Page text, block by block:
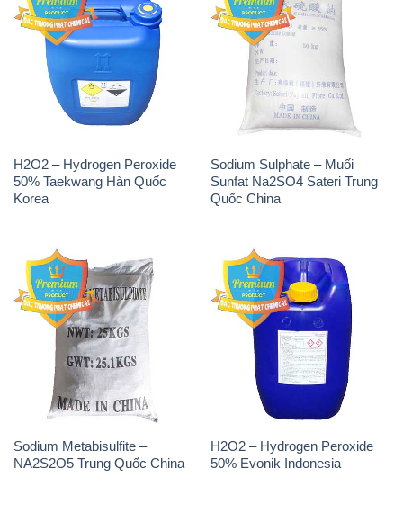
H2O2 – Hydrogen Peroxide
50% Taekwang Hàn Quốc
Sodium Sulphate – Muối
Sunfat Na2SO4 Sateri Trung
Quốc China
Sodium Metabisulfite –
NA2S2O5 Trung Quốc China
H2O2 – Hydrogen Peroxide
50% Evonik Indonesia